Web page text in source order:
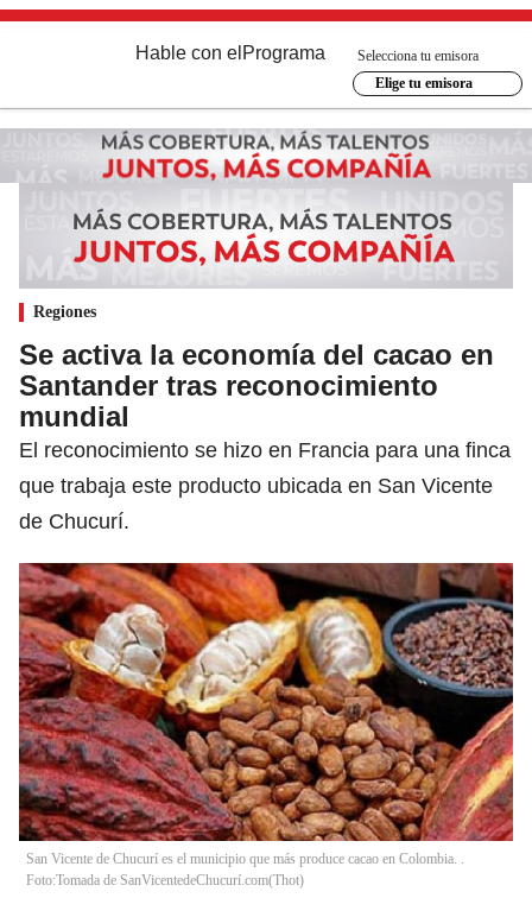
Hable con el Programa
Selecciona tu emisora
Elige tu emisora
Regiones
Se activa la economía del cacao en
Santander tras reconocimiento
mundial
El reconocimiento se hizo en Francia para una finca
que trabaja este producto ubicada en San Vicente
de Chucurí.
San Vicente de Chucurí es el municipio que más produce cacao en Colombia. .
Foto:Tomada de SanVicentedeChucurí.com(Thot)